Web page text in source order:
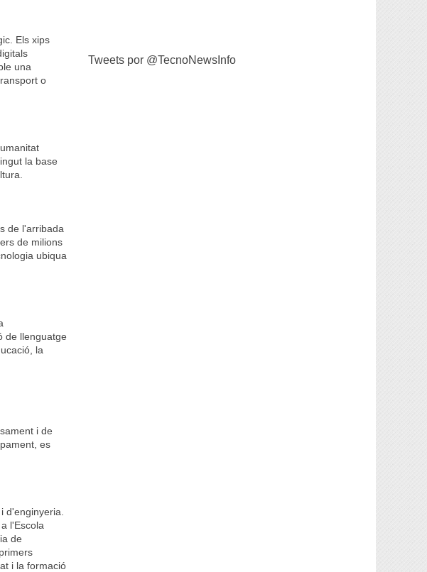
Els xips
una
o
la base
de l'arribada
de milions
ubiqua
de llenguatge
la
i de
es
d'enginyeria.
l'Escola
de
i la formació
Tweets por @TecnoNewsInfo